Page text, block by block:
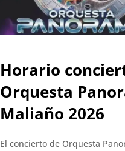
Horario
Orquesta
Maliaño 2026
El concierto de Orquesta